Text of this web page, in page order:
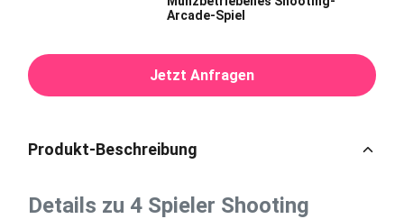
Arcade-Spiel
Jetzt Anfragen
Produkt-Beschreibung
Details zu 4 Spieler Shooting